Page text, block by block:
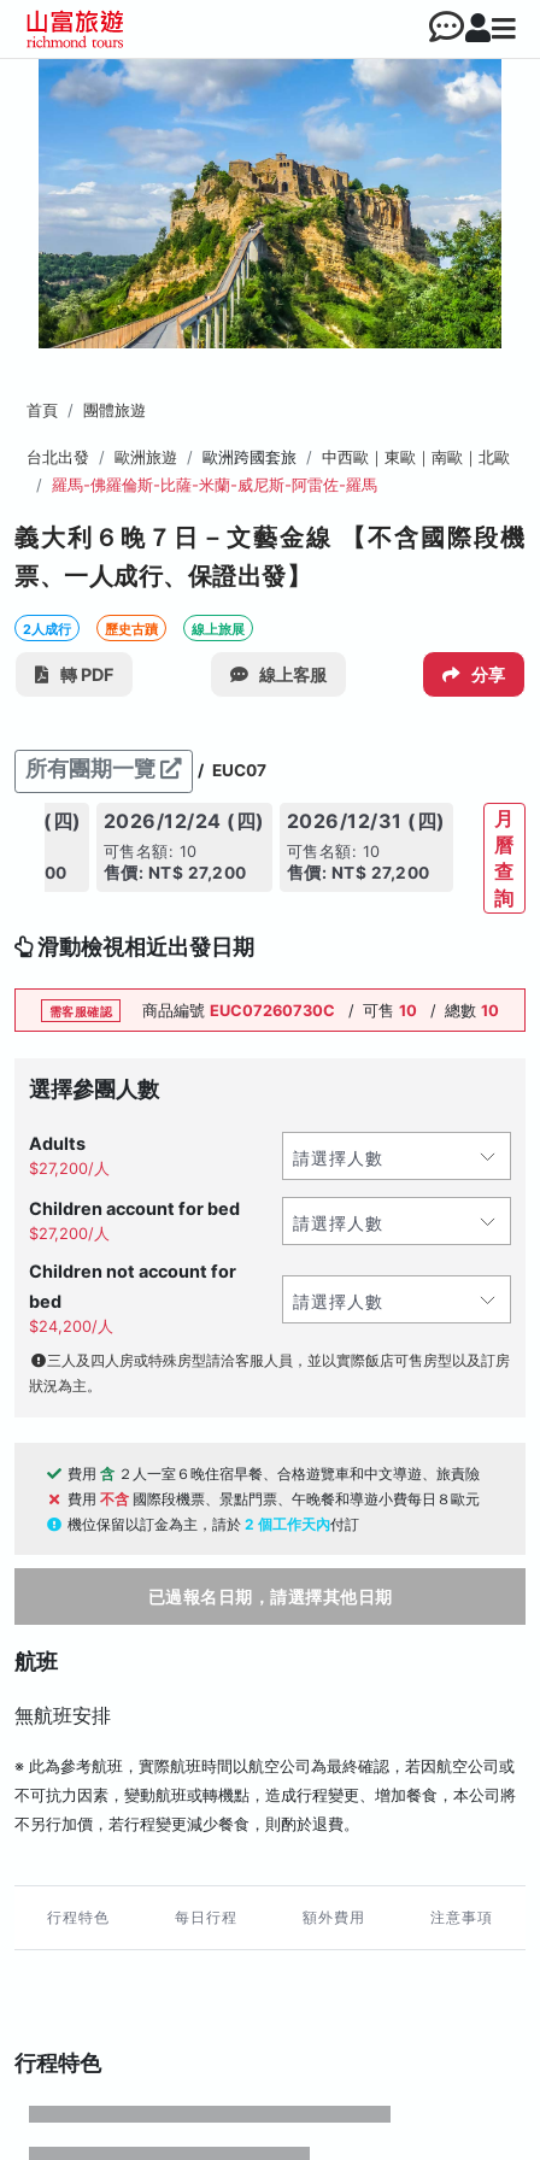
首頁 團體旅遊
台北出發 歐洲旅遊 歐洲跨國套旅
中西歐｜東歐｜南歐｜北歐
羅馬-佛羅倫斯-比薩-米蘭-威尼斯-阿雷佐-羅馬
義大利６晚７日－文藝金線 【不含國際段機
票、一人成行、保證出發】
2人成行 歷史古蹟 線上旅展
轉 PDF 線上客服 分享
所有團期一覽 / EUC07
17 (四)
27,200
2026/12/24 (四)
可售名額: 10
售價: NT$ 27,200
2026/12/31 (四)
可售名額: 10
售價: NT$ 27,200
月
曆
查
詢
滑動檢視相近出發日期
需客服確認 商品編號EUC07260730C / 可售10 / 總數10
選擇參團人數
Adults
$27,200/人
Children account for bed
$27,200/人
Children not account for
bed
$24,200/人
三人及四人房或特殊房型請洽客服人員，並以實際飯店可售房型以及訂房
狀況為主。
費用 含 ２人一室６晚住宿早餐、合格遊覽車和中文導遊、旅責險
費用 不含 國際段機票、景點門票、午晚餐和導遊小費每日８歐元
機位保留以訂金為主，請於 2 個工作天內付訂
已過報名日期，請選擇其他日期
航班
無航班安排
※ 此為參考航班，實際航班時間以航空公司為最終確認，若因航空公司或
不可抗力因素，變動航班或轉機點，造成行程變更、增加餐食，本公司將
不另行加價，若行程變更減少餐食，則酌於退費。
行程特色 每日行程 額外費用 注意事項
行程特色